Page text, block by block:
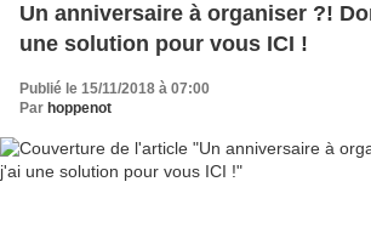
Un anniversaire à organiser ?!
une solution pour vous ICI !
Publié le 15/11/2018 à 07:00
Par hoppenot